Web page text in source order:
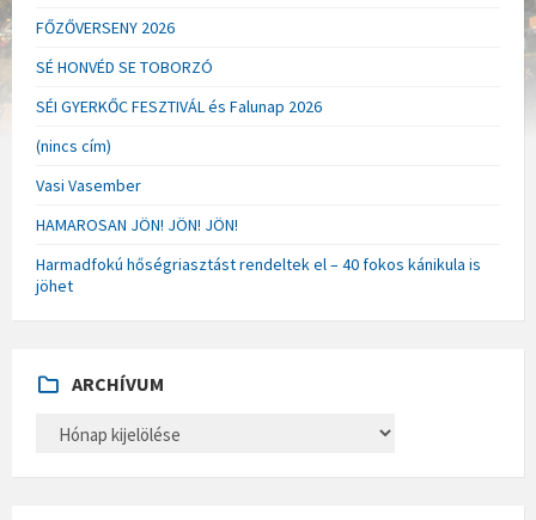
FŐZŐVERSENY 2026
SÉ HONVÉD SE TOBORZÓ
SÉI GYERKŐC FESZTIVÁL és Falunap 2026
(nincs cím)
Vasi Vasember
HAMAROSAN JÖN! JÖN! JÖN!
Harmadfokú hőségriasztást rendeltek el – 40 fokos kánikula is
jöhet
ARCHÍVUM
H